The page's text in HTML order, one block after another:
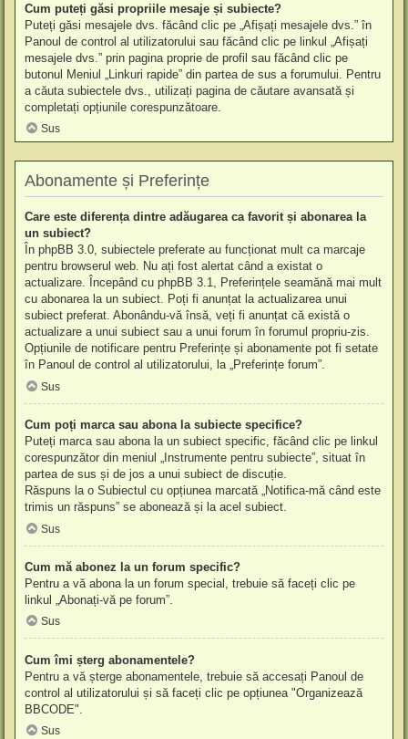
Cum puteți găsi propriile mesaje și subiecte?
Puteți găsi mesajele dvs. făcând clic pe „Afișați mesajele dvs.” în
Panoul de control al utilizatorului sau făcând clic pe linkul „Afișați
mesajele dvs.” prin pagina proprie de profil sau făcând clic pe
butonul Meniul „Linkuri rapide” din partea de sus a forumului. Pentru
a căuta subiectele dvs., utilizați pagina de căutare avansată și
completați opțiunile corespunzătoare.
Sus
Abonamente și Preferințe
Care este diferența dintre adăugarea ca favorit și abonarea la
un subiect?
În phpBB 3.0, subiectele preferate au funcționat mult ca marcaje
pentru browserul web. Nu ați fost alertat când a existat o
actualizare. Începând cu phpBB 3.1, Preferințele seamănă mai mult
cu abonarea la un subiect. Poți fi anunțat la actualizarea unui
subiect preferat. Abonându-vă însă, veți fi anunțat că există o
actualizare a unui subiect sau a unui forum în forumul propriu-zis.
Opțiunile de notificare pentru Preferințe și abonamente pot fi setate
în Panoul de control al utilizatorului, la „Preferințe forum”.
Sus
Cum poți marca sau abona la subiecte specifice?
Puteți marca sau abona la un subiect specific, făcând clic pe linkul
corespunzător din meniul „Instrumente pentru subiecte”, situat în
partea de sus și de jos a unui subiect de discuție.
Răspuns la o Subiectul cu opțiunea marcată „Notifica-mă când este
trimis un răspuns” se abonează și la acel subiect.
Sus
Cum mă abonez la un forum specific?
Pentru a vă abona la un forum special, trebuie să faceți clic pe
linkul „Abonați-vă pe forum”.
Sus
Cum îmi șterg abonamentele?
Pentru a vă șterge abonamentele, trebuie să accesați Panoul de
control al utilizatorului și să faceți clic pe opțiunea "Organizează
BBCODE".
Sus